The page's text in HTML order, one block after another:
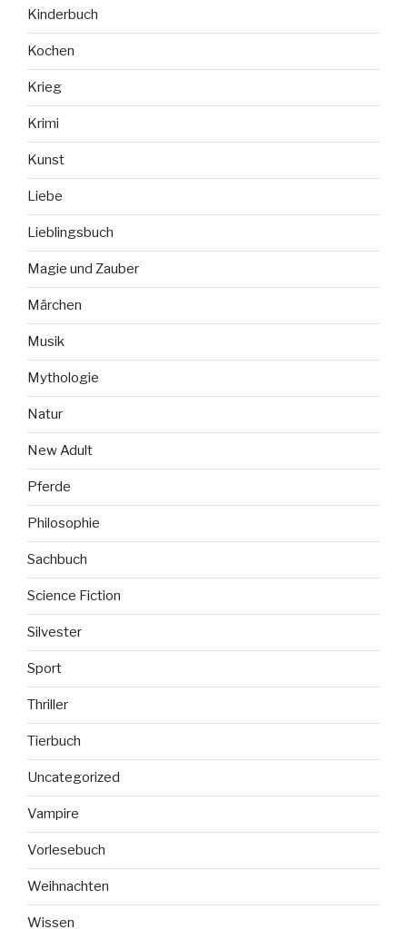
Kinderbuch
Kochen
Krieg
Krimi
Kunst
Liebe
Lieblingsbuch
Magie und Zauber
Märchen
Musik
Mythologie
Natur
New Adult
Pferde
Philosophie
Sachbuch
Science Fiction
Silvester
Sport
Thriller
Tierbuch
Uncategorized
Vampire
Vorlesebuch
Weihnachten
Wissen